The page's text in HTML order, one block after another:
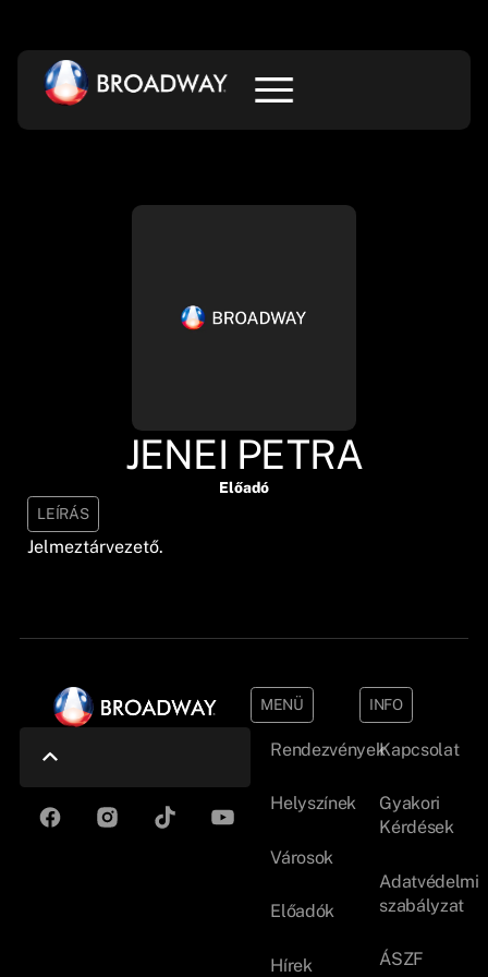
JENEI PETRA
Előadó
LEÍRÁS
Jelmeztárvezető.
MENÜ
Rendezvények
Helyszínek
Városok
Előadók
Hírek
INFO
Kapcsolat
Gyakori
Kérdések
Adatvédelmi
szabályzat
ÁSZF